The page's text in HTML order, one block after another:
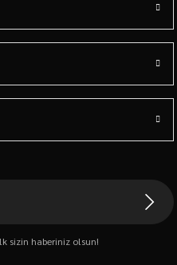
sizin haberiniz olsun!